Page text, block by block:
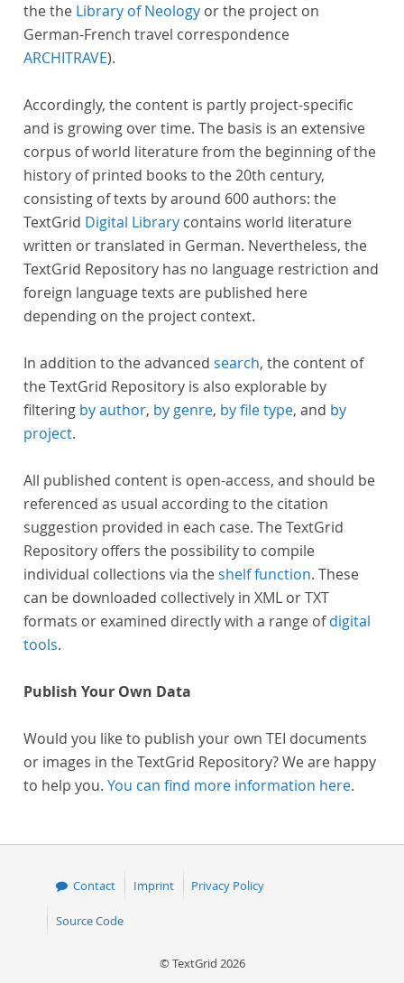
the the Library of Neology or the project on
German-French travel correspondence
ARCHITRAVE).
Accordingly, the content is partly project-specific
and is growing over time. The basis is an extensive
corpus of world literature from the beginning of the
history of printed books to the 20th century,
consisting of texts by around 600 authors: the
TextGrid Digital Library contains world literature
written or translated in German. Nevertheless, the
TextGrid Repository has no language restriction and
foreign language texts are published here
depending on the project context.
In addition to the advanced search, the content of
the TextGrid Repository is also explorable by
filtering by author, by genre, by file type, and by
project.
All published content is open-access, and should be
referenced as usual according to the citation
suggestion provided in each case. The TextGrid
Repository offers the possibility to compile
individual collections via theshelf function. These
can be downloaded collectively in XML or TXT
formats or examined directly with a range ofdigital
tools.
Publish Your Own Data
Would you like to publish your own TEI documents
or images in the TextGrid Repository? We are happy
to help you. You can find more information here.
Contact Imprint Privacy Policy
Source Code
© TextGrid 2026